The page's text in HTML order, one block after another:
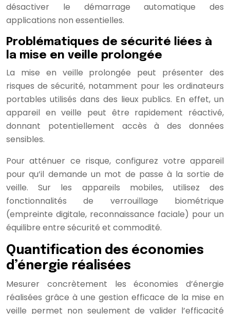
désactiver le démarrage automatique des
applications non essentielles.
Problématiques de sécurité liées à
la mise en veille prolongée
La mise en veille prolongée peut présenter des
risques de sécurité, notamment pour les ordinateurs
portables utilisés dans des lieux publics. En effet, un
appareil en veille peut être rapidement réactivé,
donnant potentiellement accès à des données
sensibles.
Pour atténuer ce risque, configurez votre appareil
pour qu’il demande un mot de passe à la sortie de
veille. Sur les appareils mobiles, utilisez des
fonctionnalités de verrouillage biométrique
(empreinte digitale, reconnaissance faciale) pour un
équilibre entre sécurité et commodité.
Quantification des économies
d’énergie réalisées
Mesurer concrètement les économies d’énergie
réalisées grâce à une gestion efficace de la mise en
veille permet non seulement de valider l’efficacité